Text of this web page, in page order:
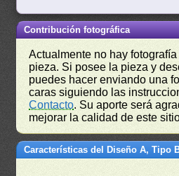
Contribución fotográfica
Actualmente no hay
pieza. Si posee la pieza y
puedes hacer enviando una
caras siguiendo las
Contacto. Su aporte será
mejorar la calidad de este
Características del Diseño A, Tipo